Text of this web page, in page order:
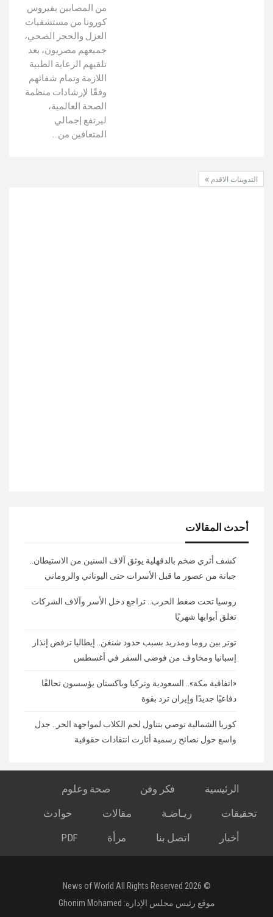
من المصابين بفيروس
كورونا من مستشفيات
العزل والحجر الصحي،
جميعهم مصريون، بعد
تلقيهم الرعاية الطبية
اللازمة وتمام شفائهم
وفقًا لإرشادات منظمة
الصحة العالمية،
ليرتفع إجمالي
المتعافين من…
التدوينات الاقدم
أحدث المقالات
كشف أثري ضخم بالدقهلية يوثق آلاف السنين من الاستيطان..
جبانة من عصور ما قبل الأسرات حتى اليوناني والروماني
روسيا تحت ضغط الحرب.. تراجع دخل الأسر وآلاف الشركات
تغلق أبوابها شهريًا
توتر بين روما ومدريد بسبب حدود شنغن.. إيطاليا ترفض إنذار
إسبانيا ومخاوف من فوضى السفر في أغسطس
«اتفاقية مكة».. السعودية وتركيا وباكستان يؤسسون تحالفًا
دفاعيًا جديدًا وإيران ترد بقوة
كوريا الشمالية توصي بتناول لحم الكلاب لمواجهة الحر.. جدل
واسع حول نصائح رسمية أثارت انتقادات حقوقية
الرئيسية فكر وفن
صحة وعلوم
تحقيقات
ريـاضـة مقالات
حوادث
أخبار
اتصل بنا مرأة PDF
© 2026 News of World All Rights Reserved
موقع رئيس مجلس الإدارة: Ghonim Mohamed